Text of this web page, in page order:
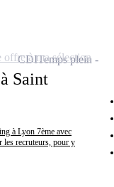
Saint
à Lyon 7ème avec
les recruteurs, pour y
CDITemps plein
offre à ma sélection